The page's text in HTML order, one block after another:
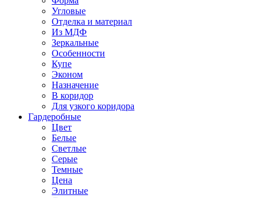
Угловые
Отделка и материал
Из МДФ
Зеркальные
Особенности
Купе
Эконом
Назначение
В коридор
Для узкого коридора
Гардеробные
Цвет
Белые
Светлые
Серые
Темные
Цена
Элитные